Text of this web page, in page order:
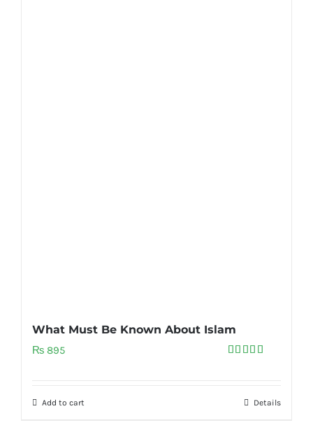
What Must Be Known About Islam
₨ 895
Add to cart Details